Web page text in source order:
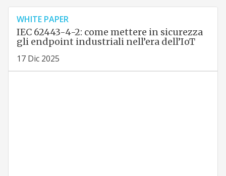
WHITE PAPER
IEC 62443-4-2: come mettere in sicurezza
gli endpoint industriali nell’era dell’IoT
17 Dic 2025